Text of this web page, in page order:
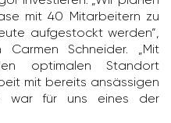
mit 40 Mitar­bei­tern zu
aufge­stockt werden“,
Carmen Schneider. „Mit
opti­malen Standort
mit bereits ansäs­sigen
war für uns eines der